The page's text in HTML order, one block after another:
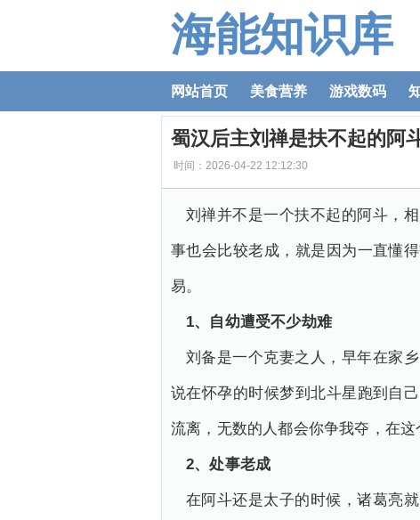
海能知识库
网站首页 美食营养 游戏数码
蜀汉后主刘禅是扶不起的阿
时间：2026-04-22 12:12:30
刘禅并不是一个扶不起的阿斗，
事也会比较老成，就是因为一直懂
易。
1、自幼遭受不少劫难
刘备是一个克妻之人，早年在家
说在怀孕的时候梦到北斗星跑到自
流离，无数的人都会你争我夺，在
2、处事老成
在阿斗还是太子的时候，诸葛亮